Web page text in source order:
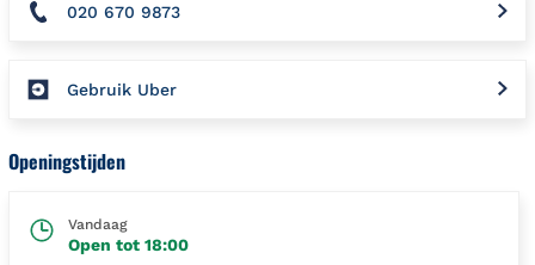
020 670 9873
Gebruik Uber
Openingstijden
Vandaag
Open tot 18:00